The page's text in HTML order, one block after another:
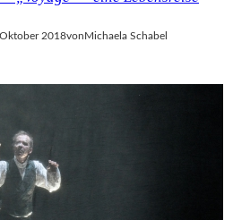
2018von Michaela Schabel